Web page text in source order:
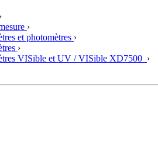
›
›
et photomètres ›
›
VISible et UV / VISible XD7500 ›